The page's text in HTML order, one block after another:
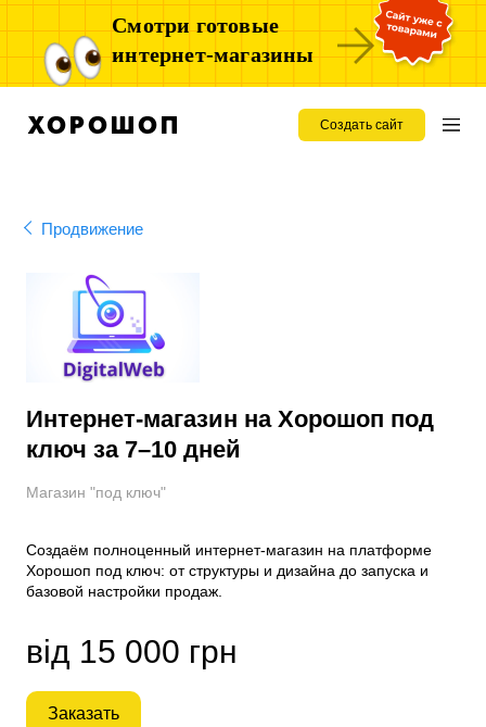
Смотри готовые
интернет-магазины
Создать сайт
Продвижение
Интернет-магазин на Хорошоп под
ключ за 7–10 дней
Магазин "под ключ"
Создаём полноценный интернет-магазин на платформе
Хорошоп под ключ: от структуры и дизайна до запуска и
базовой настройки продаж.
від 15 000 грн
Заказать